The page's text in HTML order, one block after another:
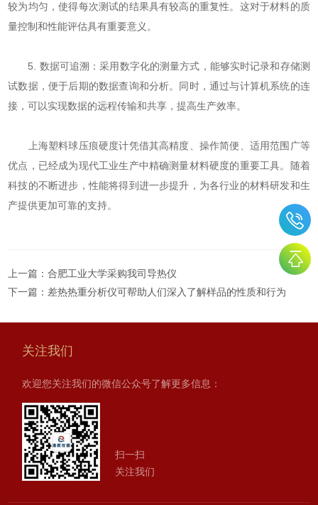
较为均匀，使得每次测试的结果具有较高的重复性。这对于材料的质
量控制和性能评估具有重要意义。
5. 数据可追溯：采用数字化的测量方式，能够实时记录和存储测
试数据，便于后期的数据查询和分析。同时，通过与计算机系统的连
接，可以实现数据的远程传输和共享，提高生产效率。
上海塑料球压痕硬度计凭借其高精度、操作简便、适用范围广等
优点，已经成为现代工业生产中精确测量材料硬度的重要工具。随着
科技的不断进步，性能将得到进一步提升，为各行业的材料研发和生
产提供更加可靠的支持。
上一篇：合肥工业大学采购我司导热仪
下一篇： 差热热重分析仪可帮助人们深入了解样品的性质和行为
关注我们
欢迎您关注我们的微信公众号了解更多信息：
扫一扫
关注我们